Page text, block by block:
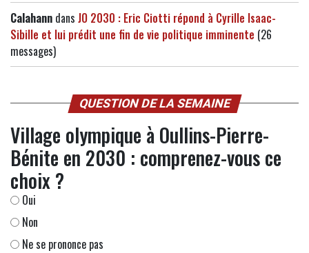
Calahann dans JO 2030 : Eric Ciotti répond à Cyrille Isaac-
Sibille et lui prédit une fin de vie politique imminente (26
messages)
QUESTION DE LA SEMAINE
Village olympique à Oullins-Pierre-
Bénite en 2030 : comprenez-vous ce
choix ?
Oui
Non
Ne se prononce pas